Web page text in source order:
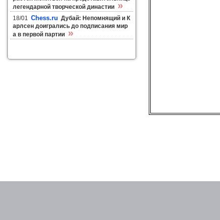
легендарной творческой династии »
18/01 Chess.ru Дубай: Непомнящий и К
арлсен доигрались до подписания мир
а в первой партии »